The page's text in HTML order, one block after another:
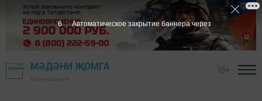
МӘДӘНИ ҖОМГА
5 Автоматическое закрытие баннера через